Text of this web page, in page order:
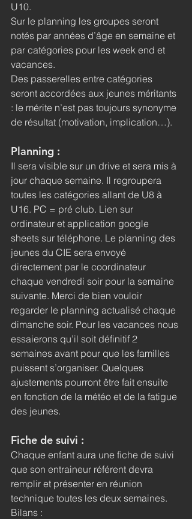
U10.
Sur le planning les groupes seront
notés par années d’âge en semaine et
par catégories pour les week end et
vacances.
Des passerelles entre catégories
seront accordées aux jeunes méritants
: le mérite n’est pas toujours synonyme
de résultat (motivation, implication…).
Planning :
Il sera visible sur un drive et sera mis à
jour chaque semaine. Il regroupera
toutes les catégories allant de U8 à
U16. PC = pré club. Lien sur
ordinateur et application google
sheets sur téléphone. Le planning des
jeunes du CIE sera envoyé
directement par le coordinateur
chaque vendredi soir pour la semaine
suivante. Merci de bien vouloir
regarder le planning actualisé chaque
dimanche soir. Pour les vacances nous
essaierons qu’il soit définitif 2
semaines avant pour que les familles
puissent s’organiser. Quelques
ajustements pourront être fait ensuite
en fonction de la météo et de la fatigue
des jeunes.
Fiche de suivi :
Chaque enfant aura une fiche de suivi
que son entraineur référent devra
remplir et présenter en réunion
technique toutes les deux semaines.
Bilans :